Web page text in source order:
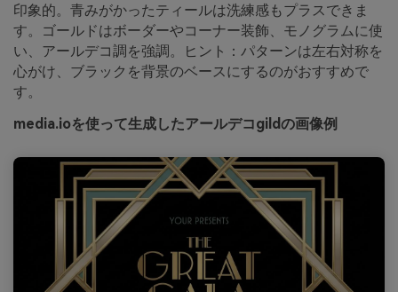
印象的。青みがかったティールは洗練感もプラスできま
す。ゴールドはボーダーやコーナー装飾、モノグラムに使
い、アールデコ調を強調。ヒント：パターンは左右対称を
心がけ、ブラックを背景のベースにするのがおすすめで
す。
media.ioを使って生成したアールデコgildの画像例